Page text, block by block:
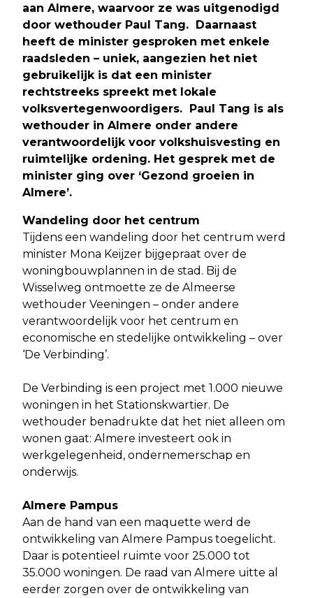
aan Almere, waarvoor ze was uitgenodigd
door wethouder Paul Tang. Daarnaast
heeft de minister gesproken met enkele
raadsleden – uniek, aangezien het niet
gebruikelijk is dat een minister
rechtstreeks spreekt met lokale
volksvertegenwoordigers. Paul Tang is als
wethouder in Almere onder andere
verantwoordelijk voor volkshuisvesting en
ruimtelijke ordening. Het gesprek met de
minister ging over ‘Gezond groeien in
Almere’.
Wandeling door het centrum
Tijdens een wandeling door het centrum werd
minister Mona Keijzer bijgepraat over de
woningbouwplannen in de stad. Bij de
Wisselweg ontmoette ze de Almeerse
wethouder Veeningen – onder andere
verantwoordelijk voor het centrum en
economische en stedelijke ontwikkeling – over
‘De Verbinding’.
De Verbinding is een project met 1.000 nieuwe
woningen in het Stationskwartier. De
wethouder benadrukte dat het niet alleen om
wonen gaat: Almere investeert ook in
werkgelegenheid, ondernemerschap en
onderwijs.
Almere Pampus
Aan de hand van een maquette werd de
ontwikkeling van Almere Pampus toegelicht.
Daar is potentieel ruimte voor 25.000 tot
35.000 woningen. De raad van Almere uitte al
eerder zorgen over de ontwikkeling van